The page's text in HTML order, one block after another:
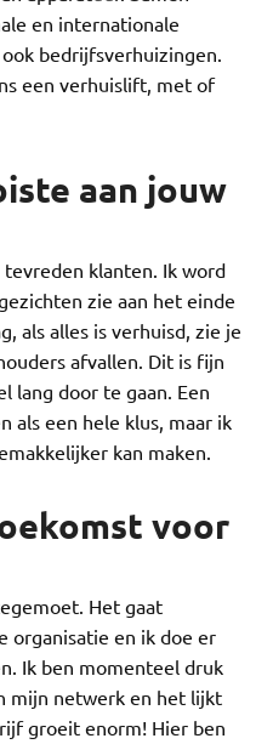
en internationale
bedrijfsverhuizingen.
een verhuislift, met of
aan jouw
klanten. Ik word
zie aan het einde
als alles is verhuisd, zie je
afvallen. Dit is fijn
lang door te gaan. Een
als een hele klus, maar ik
kan maken.
voor
Het gaat
organisatie en ik doe er
Ik ben momenteel druk
mijn netwerk en het lijkt
groeit enorm! Hier ben